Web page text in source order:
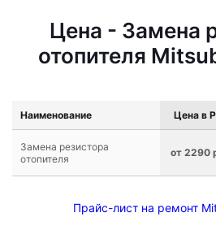
Цена - Замена
отопителя
Наименование Цена в
Замена резистора
отопителя
от 2290
Прайс-лист на ремонт